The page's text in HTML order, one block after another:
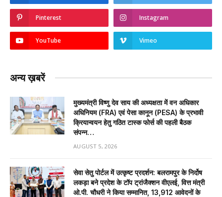
Pinterest Instagram
YouTube Vimeo
अन्य ख़बरें
मुख्यमंत्री विष्णु देव साय की अध्यक्षता में वन अधिकार
अधिनियम (FRA) एवं पेसा कानून (PESA) के प्रभावी
क्रियान्वयन हेतु गठित टास्क फोर्स की पहली बैठक
संपन्न…
AUGUST 5, 2026
सेवा सेतु पोर्टल में उत्कृष्ट प्रदर्शन: बलरामपुर के निर्दोष
लकड़ा बने प्रदेश के टॉप ट्रांजैक्शन वीएलई, वित्त मंत्री
ओ.पी. चौधरी ने किया सम्मानित, 13,912 आवेदनों के